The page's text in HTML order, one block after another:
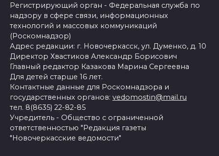
Регистрирующий орган - Федеральная служба по
надзору в сфере связи, информационных
технологий и массовых коммуникаций
(Роскомнадзор)
Адрес редакции: г. Новочеркасск, ул. Думенко, д. 10
Директор Хвастиков Александр Борисович
Главный редактор Казакова Марина Сергеевна
Для детей старше 16 лет.
Контактные данные для Роскомнадзора и
государственных органов: vedomostin@mail.ru
тел. 8(8635) 22-82-85
Учредитель - Общество с ограниченной
ответственностью "Редакция газеты
"Новочеркасские ведомости"